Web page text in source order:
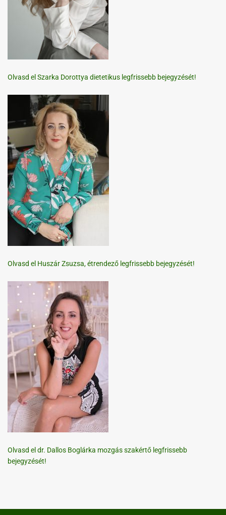
Olvasd el Szarka Dorottya dietetikus legfrissebb bejegyzését!
Olvasd el Huszár Zsuzsa, étrendező legfrissebb bejegyzését!
Olvasd el dr. Dallos Boglárka mozgás szakértő legfrissebb
bejegyzését!